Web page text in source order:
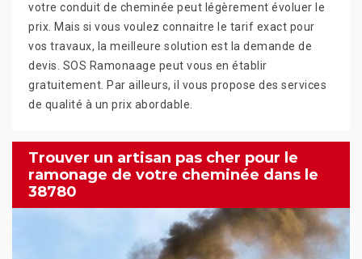
votre conduit de cheminée peut légèrement évoluer le
prix. Mais si vous voulez connaitre le tarif exact pour
vos travaux, la meilleure solution est la demande de
devis. SOS Ramonaage peut vous en établir
gratuitement. Par ailleurs, il vous propose des services
de qualité à un prix abordable.
Trouver un artisan pas cher pour le
ramonage de votre cheminée dans le
38780